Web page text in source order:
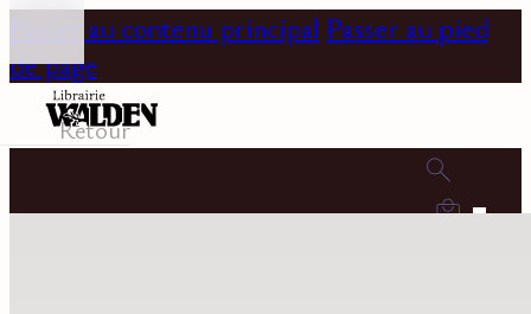
Passer au contenu principal Passer au pied
de page
0
Retour